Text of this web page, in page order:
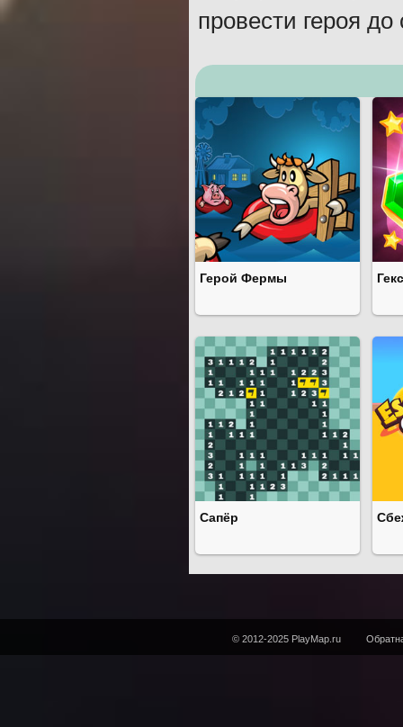
провести героя до
Герой Фермы
Сапёр
© 2012-2025 PlayMap.ru